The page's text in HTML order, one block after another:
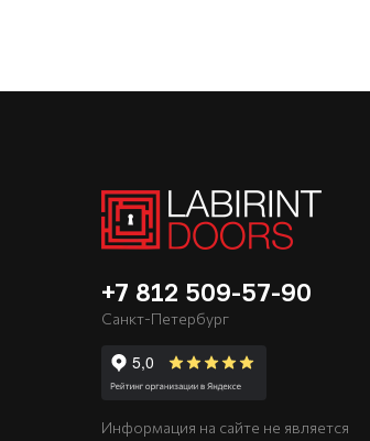
+7 812 509-57-90
Санкт-Петербург
Информация на сайте не является